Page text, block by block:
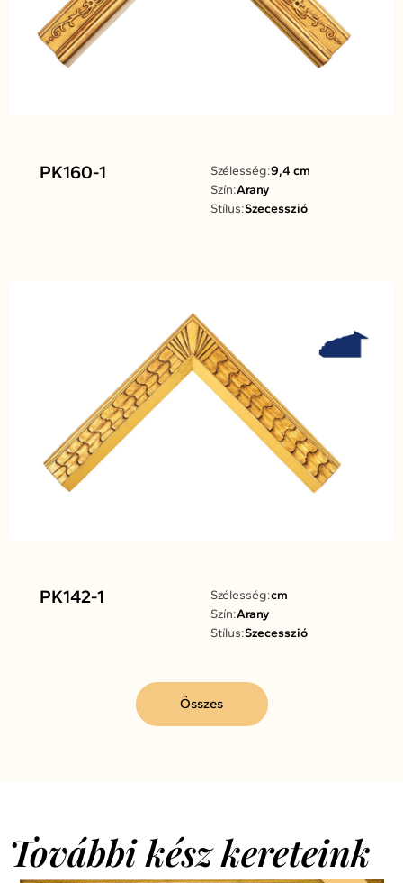
PK160-1 Szélesség:9,4 cm
Szín:Arany
Stílus:Szecesszió
PK142-1 Szélesség:cm
Szín:Arany
Stílus:Szecesszió
Összes
További kész kereteink